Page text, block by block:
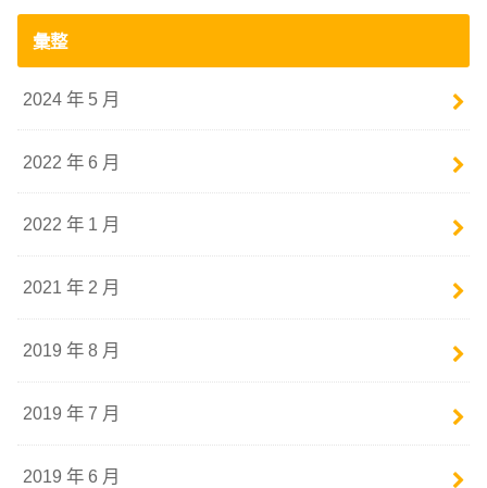
彙整
2024 年 5 月
2022 年 6 月
2022 年 1 月
2021 年 2 月
2019 年 8 月
2019 年 7 月
2019 年 6 月